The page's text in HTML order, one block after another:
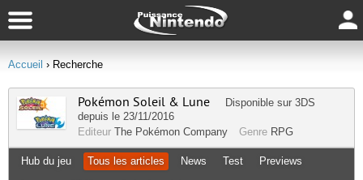
Accueil › Recherche
Pokémon Soleil & Lune Disponible sur 3DS
depuis le 23/11/2016
Editeur The Pokémon Company Genre RPG
Hub du jeu Tous les articles News Test Previews